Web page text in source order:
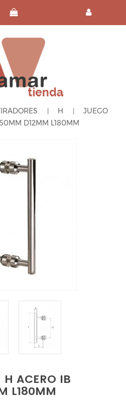
H
JUEGO
D12MM L180MM
H ACERO IB
L180MM